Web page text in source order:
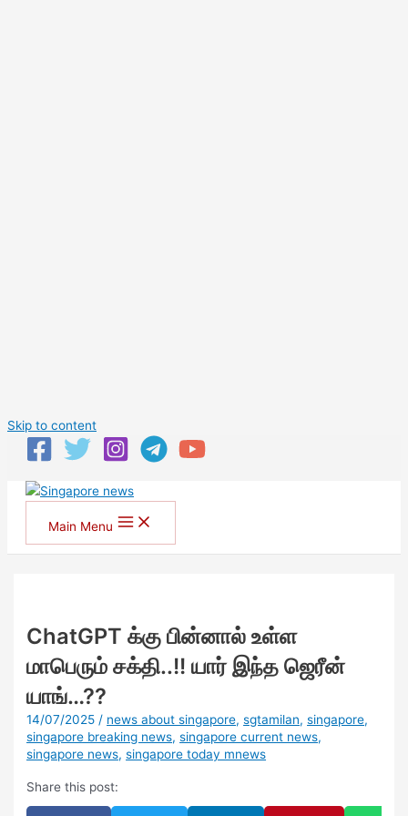
Skip to content
Main Menu
ChatGPT க்கு பின்னால் உள்ள
மாபெரும் சக்தி..!! யார் இந்த ஜெரீன்
யாங்…??
14/07/2025 / news about singapore,sgtamilan,singapore,
singapore breaking news,singapore current news,
singapore news,singapore today mnews
Share this post: